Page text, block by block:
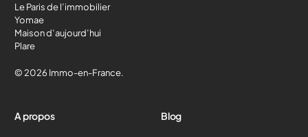
Le Paris de l’immobilier
Yomae
Maison d’aujourd’hui
Plare
© 2026 Immo-en-France.
A propos Blog